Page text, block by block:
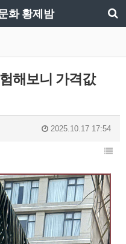
화 황제밤
해보니 가격값
2025.10.17 17:54